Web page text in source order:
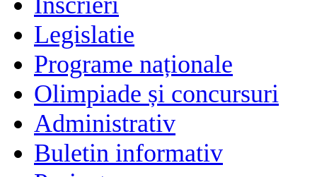
Legislatie
Programe naționale
Olimpiade și concursuri
Administrativ
Buletin informativ